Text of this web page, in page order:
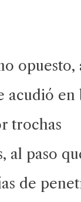
opuesto,
acudió en
trochas
al paso
de